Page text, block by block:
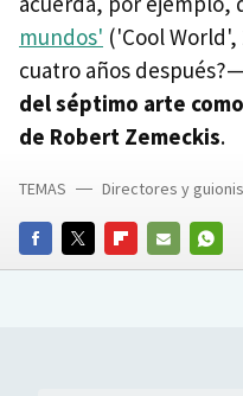
mundos' ('Cool World',
cuatro años
del séptimo arte
de Robert Zemeckis.
FACEBOOKTWITTERFLIPBOARD
E-
TEMAS Directores y